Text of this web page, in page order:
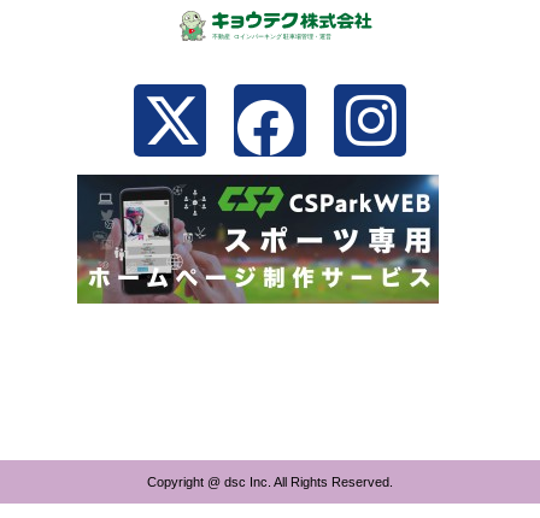
Copyright @ dsc Inc. All Rights Reserved.